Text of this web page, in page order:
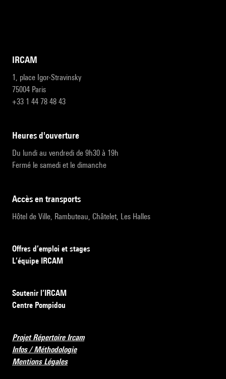
IRCAM
1, place Igor-Stravinsky
75004 Paris
+33 1 44 78 48 43
heures d'ouverture
Du lundi au vendredi de 9h30 à 19h
Fermé le samedi et le dimanche
accès en transports
Hôtel de Ville, Rambuteau, Châtelet, Les Halles
Offres d’emploi et stages
L’équipe IRCAM
Soutenir l’IRCAM
Centre Pompidou
Projet Répertoire Ircam
Infos / Méthodologie
Mentions Légales